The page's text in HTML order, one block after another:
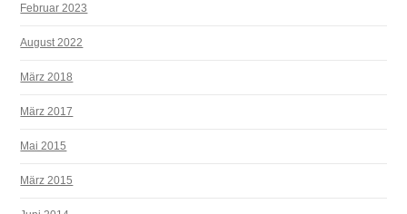
Februar 2023
August 2022
März 2018
März 2017
Mai 2015
März 2015